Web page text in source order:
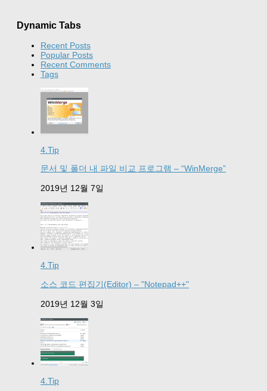
Dynamic Tabs
Recent Posts
Popular Posts
Recent Comments
Tags
4.Tip
문서 및 폴더 내 파일 비교 프로그램 – “WinMerge”
2019년 12월 7일
4.Tip
소스 코드 편집기(Editor) – "Notepad++"
2019년 12월 3일
4.Tip